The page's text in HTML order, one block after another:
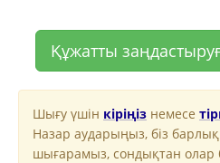
Құжатты
Шығу үшін кіріңіз немесе
Назар аударыңыз, біз барлық
шығарамыз, сондықтан олар